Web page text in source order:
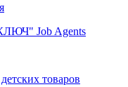
Job Agents
товаров